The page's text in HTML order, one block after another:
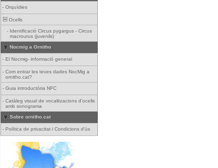
- Orquídies
Ocells
- Identificació Circus pygargus - Circus
macrourus (juvenils)
Nocmig a Ornitho
- El Nocmig- informació general
- Com entrar les teves dades NocMig a
ornitho.cat?
- Guia introductòria NFC
- Catàleg visual de vocalitzacions d'ocells
amb sonograma
Sobre ornitho.cat
- Política de privacitat i Condicions d'ús